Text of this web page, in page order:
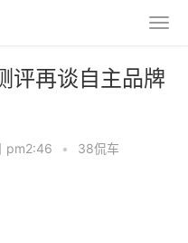
评再谈自主品牌
pm2:46 • 38侃车